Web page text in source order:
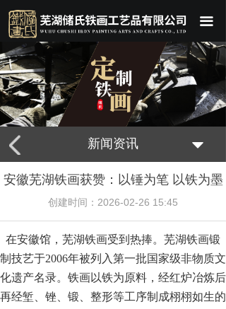
끀
新闻资讯 뀓
安徽芜湖铁画获赞：以锤为笔 以铁为墨
创建时间： 2026-02-26 15:45
在安徽馆，芜湖铁画受到热捧。芜湖铁画锻
制技艺于2006年被列入第一批国家级非物质文
化遗产名录。铁画以铁为原料，经红炉冶炼后
再经堑、锉、锻、整形等工序制成栩栩如生的